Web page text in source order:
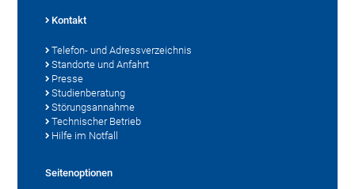
Kontakt
Telefon- und Adressverzeichnis
Standorte und Anfahrt
Presse
Studienberatung
Störungsannahme
Technischer Betrieb
Hilfe im Notfall
Seitenoptionen